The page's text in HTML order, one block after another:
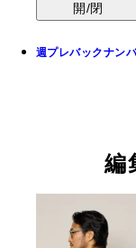
開/閉
週プレバックナン
編